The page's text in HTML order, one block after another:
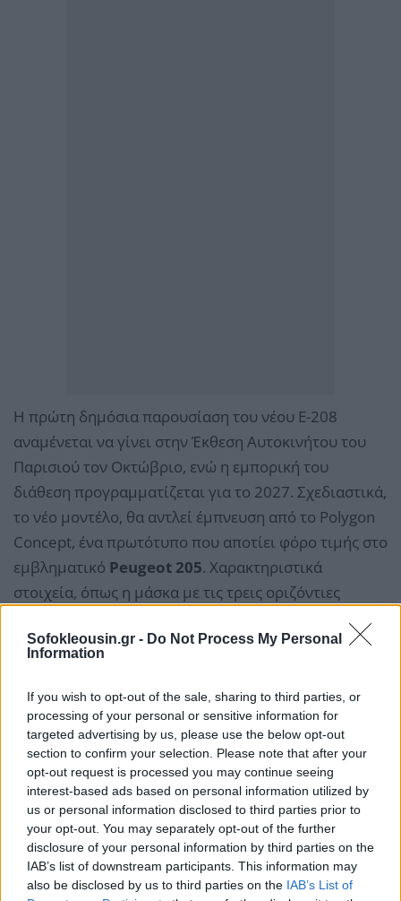
Sofokleousin.gr - Do Not Process My Personal
Information
If you wish to opt-out of the sale, sharing to third parties, or
processing of your personal or sensitive information for
targeted advertising by us, please use the below opt-out
section to confirm your selection. Please note that after your
opt-out request is processed you may continue seeing
interest-based ads based on personal information utilized by
us or personal information disclosed to third parties prior to
your opt-out. You may separately opt-out of the further
disclosure of your personal information by third parties on the
IAB’s list of downstream participants. This information may
also be disclosed by us to third parties on the IAB’s List of
Η πρώτη δημόσια παρουσίαση του νέου E-208
αναμένεται να γίνει στην Έκθεση Αυτοκινήτου του
Παρισιού τον Οκτώβριο, ενώ η εμπορική του
διάθεση προγραμματίζεται για το 2027. Σχεδιαστικά,
το νέο μοντέλο, θα αντλεί έμπνευση από το Polygon
Concept, ένα πρωτότυπο που αποτίει φόρο τιμής στο
εμβληματικό Peugeot 205. Χαρακτηριστικά
στοιχεία, όπως η μάσκα με τις τρεις οριζόντιες
κολόνες και τα τετράγωνα πίσω φωτιστικά σώματα,
αισθητική, συνδυασμένη με σύγχρονες σχεδιαστικές
γραμμές.
Διαβάστε περισσότερα στοcarselectric.gr